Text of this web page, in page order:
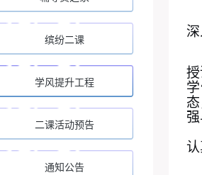
缤纷二课
学风提升工程
二课活动预告
通知公告